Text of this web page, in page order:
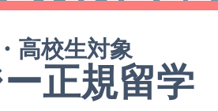
高校生対象
正規留学